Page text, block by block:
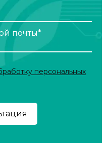
почты*
персональных